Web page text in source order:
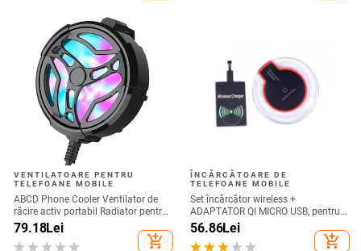
VENTILATOARE PENTRU
TELEFOANE MOBILE
ABCD Phone Cooler Ventilator de
răcire activ portabil Radiator pentru
telefon mobil pentru jocuri
79.18Lei
add_shopping_cart
ÎNCĂRCĂTOARE DE
TELEFOANE MOBILE
Set încărcător wireless +
ADAPTATOR QI MICRO USB, pentru
telefon + receptor wireless Qi cu
micro USB-culoare neagră
56.86Lei
add_shopping_cart